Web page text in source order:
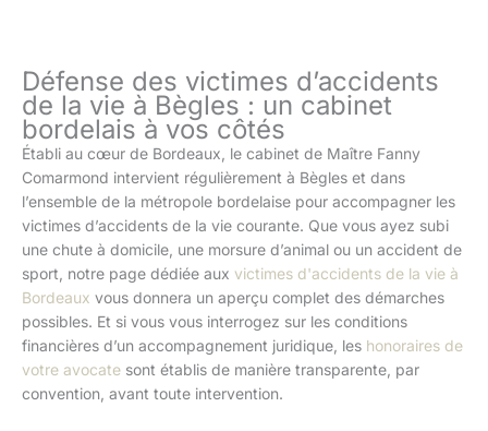
Défense des victimes d’accidents
de la vie à Bègles : un cabinet
bordelais à vos côtés
Établi au cœur de Bordeaux, le cabinet de Maître Fanny
Comarmond intervient régulièrement à Bègles et dans
l’ensemble de la métropole bordelaise pour accompagner les
victimes d’accidents de la vie courante. Que vous ayez subi
une chute à domicile, une morsure d’animal ou un accident de
sport, notre page dédiée aux victimes d'accidents de la vie à
Bordeaux vous donnera un aperçu complet des démarches
possibles. Et si vous vous interrogez sur les conditions
financières d’un accompagnement juridique, les honoraires de
votre avocate sont établis de manière transparente, par
convention, avant toute intervention.